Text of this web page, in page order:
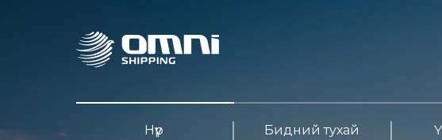
Нүүр Бидний тухай